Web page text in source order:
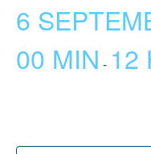
6
00 MIN - 12